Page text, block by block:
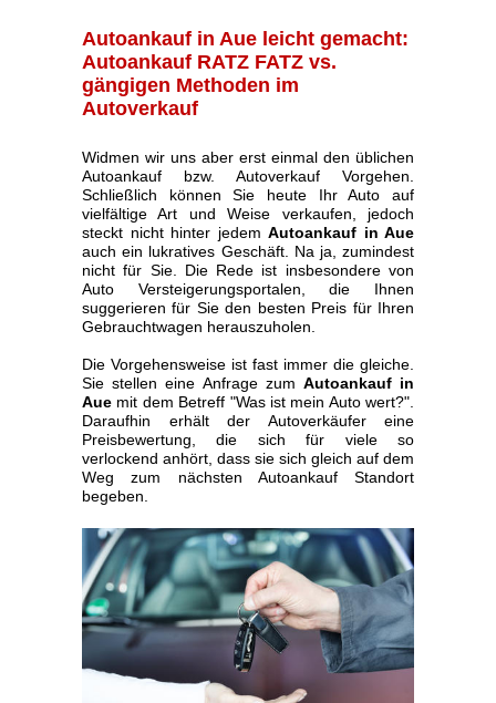
Autoankauf in Aue leicht gemacht:
Autoankauf RATZ FATZ vs.
gängigen Methoden im
Autoverkauf
Widmen wir uns aber erst einmal den üblichen
Autoankauf bzw. Autoverkauf Vorgehen.
Schließlich können Sie heute Ihr Auto auf
vielfältige Art und Weise verkaufen, jedoch
steckt nicht hinter jedem Autoankauf in Aue
auch ein lukratives Geschäft. Na ja, zumindest
nicht für Sie. Die Rede ist insbesondere von
Auto Versteigerungsportalen, die Ihnen
suggerieren für Sie den besten Preis für Ihren
Gebrauchtwagen herauszuholen.
Die Vorgehensweise ist fast immer die gleiche.
Sie stellen eine Anfrage zum Autoankauf in
Aue mit dem Betreff "Was ist mein Auto wert?".
Daraufhin erhält der Autoverkäufer eine
Preisbewertung, die sich für viele so
verlockend anhört, dass sie sich gleich auf dem
Weg zum nächsten Autoankauf Standort
begeben.